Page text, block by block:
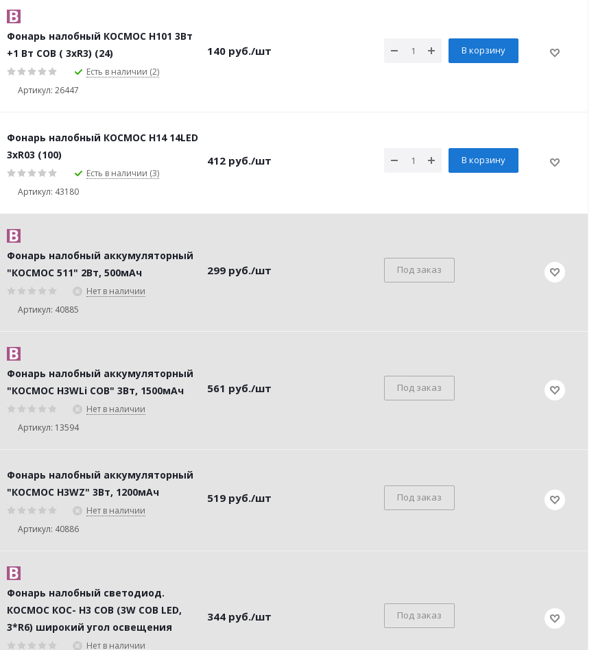
Фонарь налобный КОСМОС H101 3Вт
+1 Вт COB ( 3хR3) (24)
Есть в наличии (2)
Артикул: 26447
140 руб./шт В корзину
Фонарь налобный КОСМОС H14 14LED
3хR03 (100)
Есть в наличии (3)
Артикул: 43180
412 руб./шт В корзину
Фонарь налобный аккумуляторный
"КОСМОС 511" 2Bт, 500мАч
Нет в наличии
Артикул: 40885
299 руб./шт Под заказ
Фонарь налобный аккумуляторный
"КОСМОС H3WLi COB" 3Вт, 1500мАч
Нет в наличии
Артикул: 13594
561 руб./шт Под заказ
Фонарь налобный аккумуляторный
"КОСМОС Н3WZ" 3Вт, 1200мАч
Нет в наличии
Артикул: 40886
519 руб./шт Под заказ
Фонарь налобный светодиод.
КОСМОС КОС- H3 COB (3W COB LED,
3*R6) широкий угол освещения
Нет в наличии
344 руб./шт Под заказ